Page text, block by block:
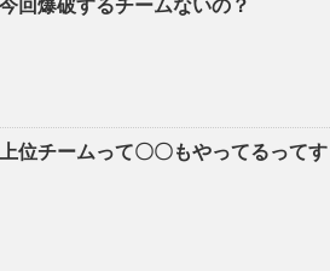
今回爆破するチームないの？
上位チームって〇〇もやってるってす